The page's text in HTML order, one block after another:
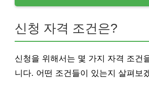
신청 자격 조건은?
신청을 위해서는 몇 가지 자격 조건
니다. 어떤 조건들이 있는지 살펴보